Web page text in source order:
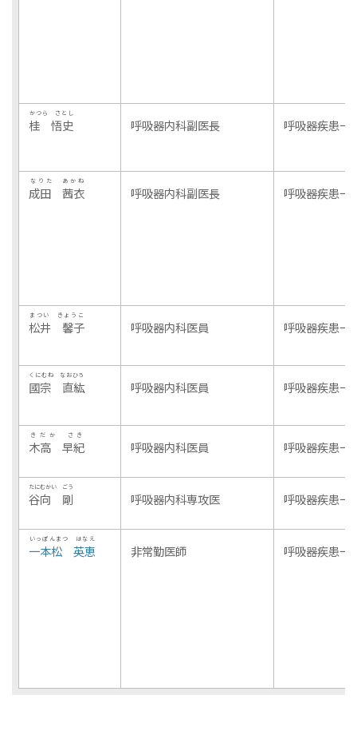
桂 悟史
かつら さとし
呼吸器内科副医長 呼吸器疾患一
成田 茜衣
なりた あかね
呼吸器内科副医長 呼吸器疾患一
松井 馨子
まつい きょうこ
呼吸器内科医員 呼吸器疾患一
國宗 直紘
くにむね なおひろ
呼吸器内科医員 呼吸器疾患一
木高 早紀
きだか さき
呼吸器内科医員 呼吸器疾患一
谷向 剛
たにむかい ごう
呼吸器内科専攻医 呼吸器疾患一
一本松 英恵
いっぽんまつ はなえ
非常勤医師 呼吸器疾患一